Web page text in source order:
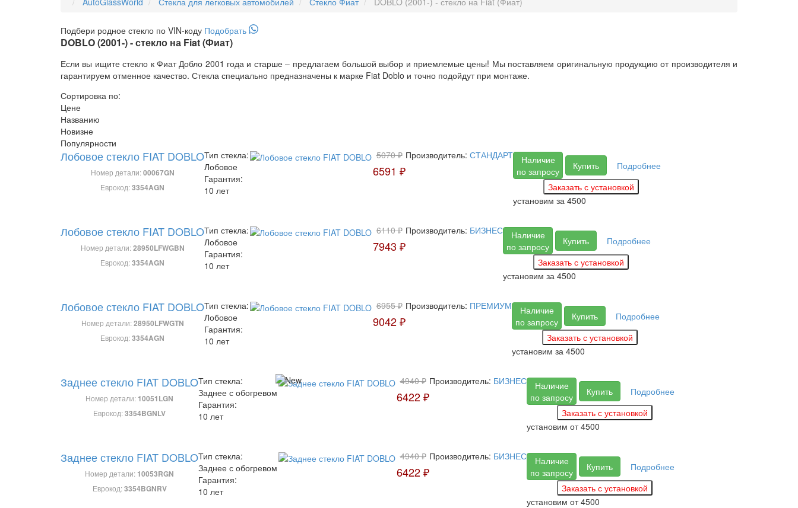
Подбери родное стекло по VIN-коду Подобрать
DOBLO (2001-) - стекло на Fiat (Фиат)
Если вы ищите стекло к Фиат Добло 2001 года и старше – предлагаем большой выбор и приемлемые цены! Мы поставляем оригинальную продукцию от производителя и
гарантируем отменное качество. Стекла специально предназначены к марке Fiat Doblo и точно подойдут при монтаже.
Сортировка по:
Цене
Названию
Новизне
Популярности
Лобовое стекло FIAT DOBLO
Номер детали:00067GN
Еврокод:3354AGN
Тип стекла:
Лобовое
Гарантия:
10 лет
5070 ₽
6591 ₽
Производитель: СТАНДАРТ
Наличие
по запросу
Купить Подробнее
установим за 4500
Лобовое стекло FIAT DOBLO
Номер детали:28950LFWGBN
Еврокод:3354AGN
Тип стекла:
Лобовое
Гарантия:
10 лет
6110 ₽
7943 ₽
Производитель: БИЗНЕС
Наличие
по запросу
Купить Подробнее
установим за 4500
Лобовое стекло FIAT DOBLO
Номер детали:28950LFWGTN
Еврокод:3354AGN
Тип стекла:
Лобовое
Гарантия:
10 лет
6955 ₽
9042 ₽
Производитель: ПРЕМИУМ
Наличие
по запросу
Купить Подробнее
установим за 4500
Заднее стекло FIAT DOBLO
Номер детали: 10051LGN
Еврокод:3354BGNLV
Тип стекла:
Заднее с обогревом
Гарантия:
10 лет
4940 ₽
6422 ₽
Производитель: БИЗНЕС
Наличие
по запросу
Купить Подробнее
установим от 4500
Заднее стекло FIAT DOBLO
Номер детали: 10053RGN
Еврокод:3354BGNRV
Тип стекла:
Заднее с обогревом
Гарантия:
10 лет
4940 ₽
6422 ₽
Производитель: БИЗНЕС
Наличие
по запросу
Купить Подробнее
установим от 4500